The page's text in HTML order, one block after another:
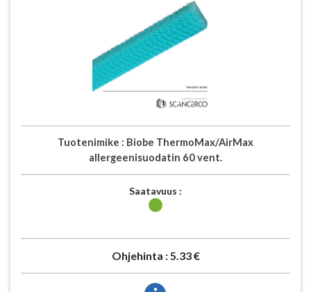
Tuotenimike : Biobe ThermoMax/AirMax
allergeenisuodatin 60 vent.
Saatavuus :
Ohjehinta :5.33 €